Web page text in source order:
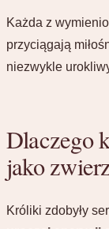
Każda z
przyciągają
niezwykle
Dlaczego
jako
Króliki zdobyły